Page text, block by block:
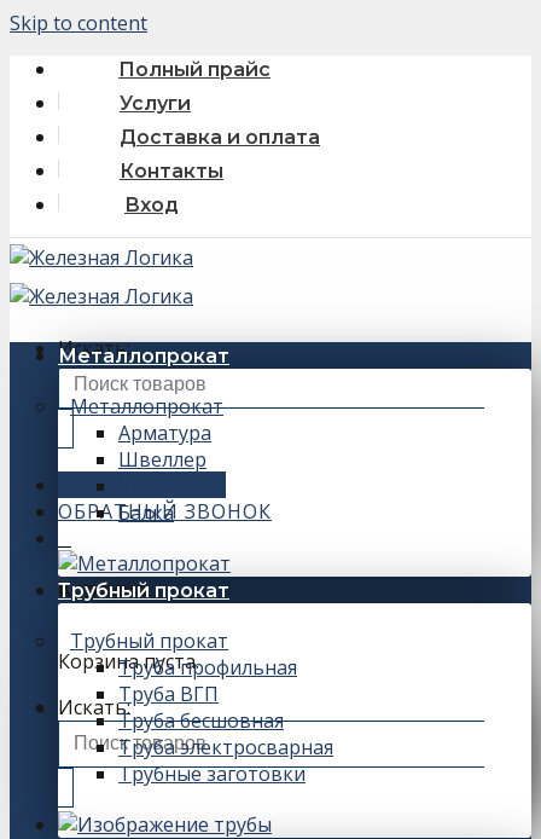
Skip to content
Полный прайс
Услуги
Доставка и оплата
Контакты
Вход
Искать:
+7 (343) 243-56-66
ОБРАТНЫЙ ЗВОНОК
Корзина
Корзина пуста.
Искать:
Металлопрокат
Металлопрокат
Арматура
Швеллер
Балка
Трубный прокат
Трубный прокат
Труба профильная
Труба ВГП
Труба бесшовная
Труба электросварная
Трубные заготовки